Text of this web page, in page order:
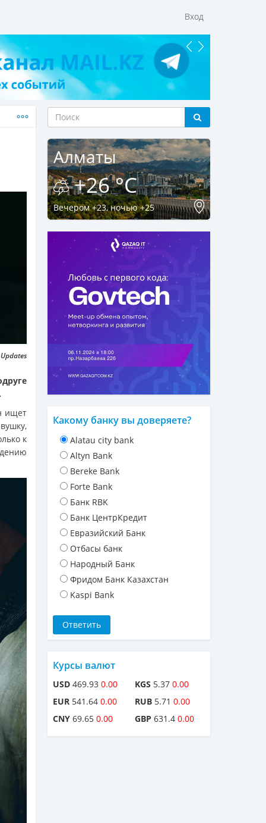
Вход
ищет
к
Алматы
+26 °C
Вечером +23, ночью +25
Какому банку вы доверяете?
Alatau city bank
Altyn Bank
Bereke Bank
Forte Bank
Банк RBK
Банк ЦентрКредит
Евразийский Банк
Отбасы банк
Народный Банк
Фридом Банк Казахстан
Kaspi Bank
Курсы валют
USD 469.93 0.00
EUR 541.64 0.00
CNY 69.65 0.00
KGS 5.37 0.00
RUB 5.71 0.00
GBP 631.4 0.00